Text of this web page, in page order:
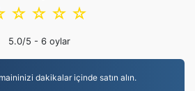
☆
☆
☆
☆
5.0/5 - 6oylar
dakikalar içinde satın alın.